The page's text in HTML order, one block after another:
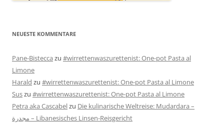
NEUESTE KOMMENTARE
Pane-Bistecca zu #wirrettenwaszurettenist: One-pot Pasta al
Limone
Harald zu #wirrettenwaszurettenist: One-pot Pasta al Limone
Suszu #wirrettenwaszurettenist: One-pot Pasta al Limone
Petra aka Cascabelzu Die kulinarische Weltreise: Mudardara –
مجدرة – Libanesisches Linsen-Reisgericht